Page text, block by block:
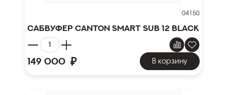
04150
Сабвуфер Canton Smart Sub 12 Black
149 000 ₽ В корзину